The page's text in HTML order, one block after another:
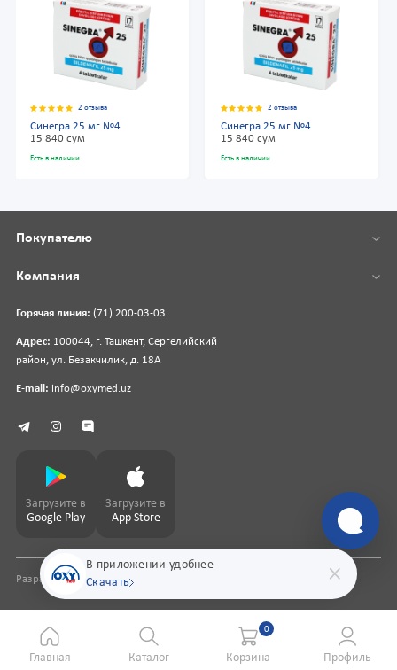
2 отзыва
Синегра 25 мг №4
15 840 сум
Есть в наличии
2 отзыва
Синегра 25 мг №4
15 840 сум
Есть в наличии
В приложении удобнее
Скачать
Горячая линия: (71) 200-03-03
Адрес: 100044, г. Ташкент, Сергелийский
район, ул. Безакчилик, д. 18А
E-mail: info@oxymed.uz
Покупателю
Компания
Загрузите в
Google Play
Загрузите в
App Store
Разработка сайтаpharmit.uz
Главная Каталог
0
Корзина Профиль